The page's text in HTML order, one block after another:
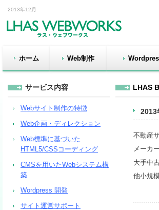
2013年12月
ホーム Web制作
LHAS
2013
不動産
メーカ
大手中
他小規
サービス内容
Webサイト制作の特徴
Web企画・ディレクション
Web標準に基づいた
HTML5/CSSコーディング
CMSを用いたWebシステム構
築
Wordpress 開発
サイト運営サポート